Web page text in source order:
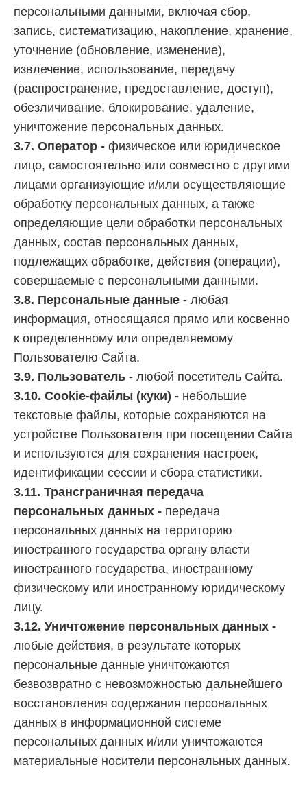
персональными данными, включая сбор,
запись, систематизацию, накопление, хранение,
уточнение (обновление, изменение),
извлечение, использование, передачу
(распространение, предоставление, доступ),
обезличивание, блокирование, удаление,
уничтожение персональных данных.
3.7. Оператор - физическое или юридическое
лицо, самостоятельно или совместно с другими
лицами организующие и/или осуществляющие
обработку персональных данных, а также
определяющие цели обработки персональных
данных, состав персональных данных,
подлежащих обработке, действия (операции),
совершаемые с персональными данными.
3.8. Персональные данные - любая
информация, относящаяся прямо или косвенно
к определенному или определяемому
Пользователю Сайта.
3.9. Пользователь - любой посетитель Сайта.
3.10. Cookie-файлы (куки) - небольшие
текстовые файлы, которые сохраняются на
устройстве Пользователя при посещении Сайта
и используются для сохранения настроек,
идентификации сессии и сбора статистики.
3.11. Трансграничная передача
персональных данных - передача
персональных данных на территорию
иностранного государства органу власти
иностранного государства, иностранному
физическому или иностранному юридическому
лицу.
3.12. Уничтожение персональных данных -
любые действия, в результате которых
персональные данные уничтожаются
безвозвратно с невозможностью дальнейшего
восстановления содержания персональных
данных в информационной системе
персональных данных и/или уничтожаются
материальные носители персональных данных.